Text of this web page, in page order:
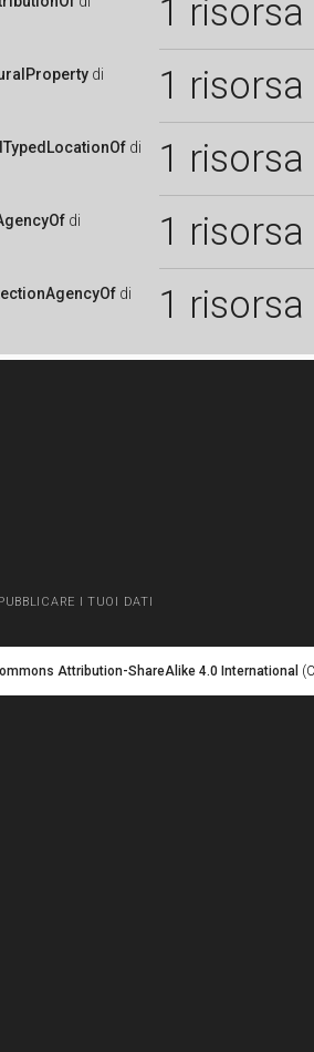
1 risorsa
di 1 risorsa
di 1 risorsa
di 1 risorsa
di 1 risorsa
I TUOI DATI
Attribution-ShareAlike 4.0 International